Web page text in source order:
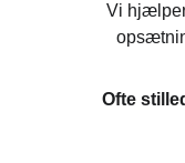
Vi
Ofte